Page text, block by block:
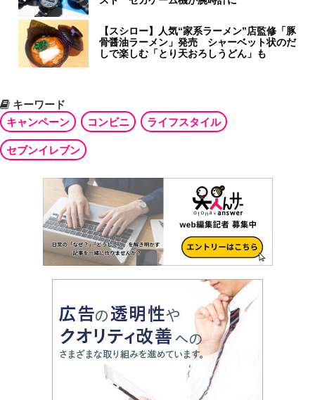
【スシロー】人気“家系ラーメン”店監修「豚
骨醤油ラーメン」発売 シャーベット状のだ
しで楽しむ「とり天おろしうどん」も
キーワード
キャンペーン
コンビニ ライフスタイル
セブンイレブン